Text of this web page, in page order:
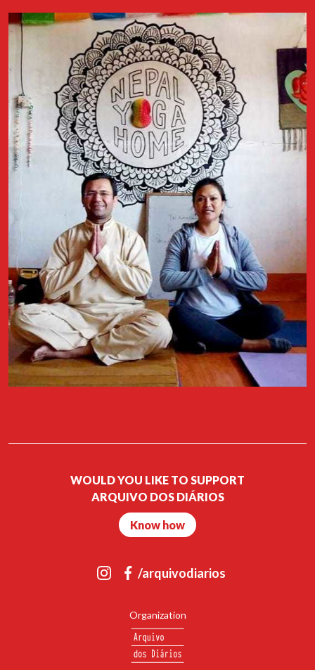
WOULD YOU LIKE TO SUPPORT
ARQUIVO DOS DIÁRIOS
Know how
/arquivodiarios
Organization
à migração. Será apresentado o podcast "Diários de Migrantes",
realizado em 2024 para o jornal Expresso, baseado em alguns
diários produzidos no âmbito deste projecto do Arquivo. Estará
presente a autora, a jornalista Ana França. Haverá ainda a
projecção do filme "Bangla" (2019) de Phaim Bhuiyan, comédia
romântica sobre o amor atribulado entre um rapaz de ascendência
bengali e uma rapariga italiana. A entrada para o filme tem um
custo simbólico de 5 diários que reverte como donativo para a
associação Arquivo dos Diários.
Apoio: RISI FILM e Casa do Comum